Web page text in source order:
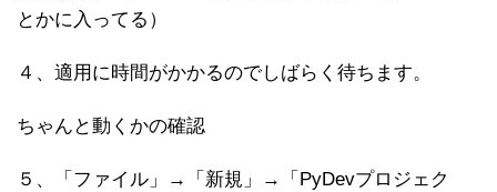
とかに入ってる）
４、適用に時間がかかるのでしばらく待ちます。
ちゃんと動くかの確認
５、「ファイル」→「新規」→「PyDevプロジェク